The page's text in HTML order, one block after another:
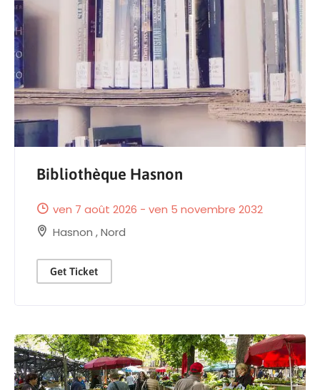
Bibliothèque Hasnon
ven 7 août 2026 - ven 5 novembre 2032
Hasnon ,Nord
Get Ticket